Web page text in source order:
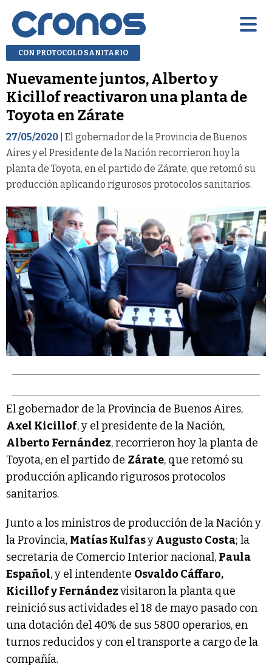
CON PROTOCOLO SANITARIO
Nuevamente juntos, Alberto y
Kicillof reactivaron una planta de
Toyota en Zárate
27/05/2020 | El gobernador de la Provincia de Buenos
Aires y el Presidente de la Nación recorrieron hoy la
planta de Toyota, en el partido de Zárate, que retomó su
producción aplicando rigurosos protocolos sanitarios.
El gobernador de la Provincia de Buenos Aires,
Axel Kicillof, y el presidente de la Nación,
Alberto Fernández, recorrieron hoy la planta de
Toyota, en el partido de Zárate, que retomó su
producción aplicando rigurosos protocolos
sanitarios.
Junto a los ministros de producción de la Nación y
la Provincia, Matías KulfasyAugusto Costa; la
secretaria de Comercio Interior nacional, Paula
Español, y el intendente Osvaldo Cáffaro,
Kicillof y Fernándezvisitaron la planta que
reinició sus actividades el 18 de mayo pasado con
una dotación del 40% de sus 5800 operarios, en
turnos reducidos y con el transporte a cargo de la
compañía.